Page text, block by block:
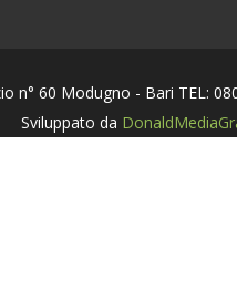
n° 60 Modugno - Bari TEL:
Sviluppato da